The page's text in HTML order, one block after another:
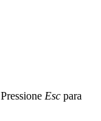
Esc para